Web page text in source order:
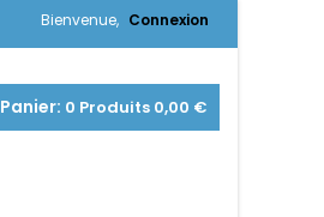
Bienvenue, Connexion
Panier: 0 Produits 0,00 €